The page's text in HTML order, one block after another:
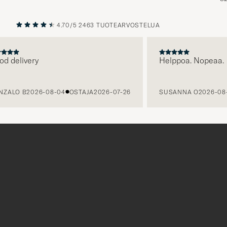
EDELLINEN
4.70/5 2463 TUOTEARVOSTELUA
B 2026-08-04 OSTAJA2026-07-26
Helppoa. Nopeaa.
SUSANNA O2026-08-03